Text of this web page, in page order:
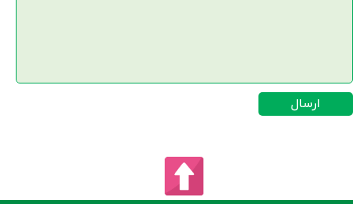
ارسال